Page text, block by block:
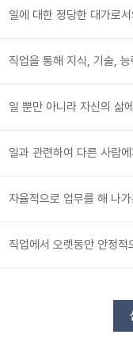
일에 대한 정당한 대가로
직업을 통해 지식, 기술,
일 뿐만 아니라 자신의 삶
일과 관련하여 다른 사람
자율적으로 업무를 해 나가
직업에서 오랫동안 안정적